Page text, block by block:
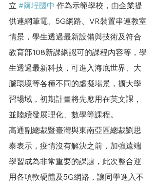
立 #鹽埕國中 作為示範學校，由企業提
供連網筆電、5G網路、VR裝置串連教室
情景，學生透過最新設備與技術及符合
教育部108新課綱認可的課程內容等，學
生透過最新科技，可進入海底世界、大
腦環境等各種不同的虛擬場景，擴大學
習場域，初期計畫將先應用在英文課，
並陸續發展理化、數學等課程。
高通副總裁暨臺灣與東南亞區總裁劉思
泰表示，疫情沒有解決之前，加強遠端
學習成為非常重要的課題，此次整合運
用各項軟硬體及5G網路，讓同學進入不